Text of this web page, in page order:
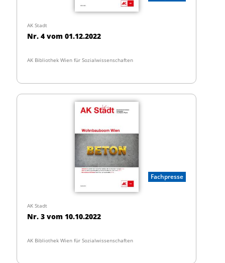
AK Stadt
Nr. 4 vom 01.12.2022
AK Bibliothek Wien für Sozialwissenschaften
Fachpresse
AK Stadt
Nr. 3 vom 10.10.2022
AK Bibliothek Wien für Sozialwissenschaften